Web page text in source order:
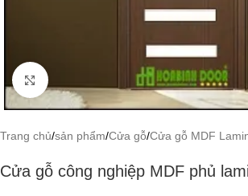
Click to enlarge
Trang chủ/sản phẩm/Cửa gỗ/Cửa gỗ MDF
Cửa gỗ công nghiệp MDF phủ